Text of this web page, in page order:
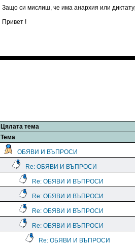
Защо си мислиш, че има анархия или
Привет !
Цялата тема
Тема
ОБЯВИ И ВЪПРОСИ
Re: ОБЯВИ И ВЪПРОСИ
Re: ОБЯВИ И ВЪПРОСИ
Re: ОБЯВИ И ВЪПРОСИ
Re: ОБЯВИ И ВЪПРОСИ
Re: ОБЯВИ И ВЪПРОСИ
Re: ОБЯВИ И ВЪПРОСИ